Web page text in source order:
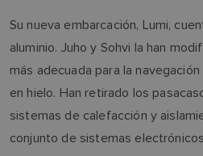
Su nueva embarcación, Lumi,
aluminio. Juho y Sohvi la han
más adecuada para la
en hielo. Han retirado los
sistemas de calefacción y
conjunto de sistemas